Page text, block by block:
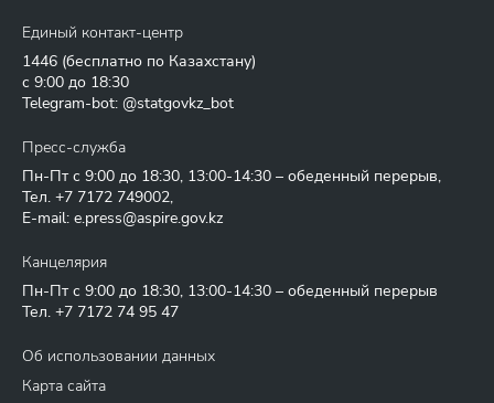
Единый контакт-центр
1446 (бесплатно по Казахстану)
с 9:00 до 18:30
Telegram-bot: @statgovkz_bot
Пресс-служба
Пн-Пт с 9:00 до 18:30, 13:00-14:30 – обеденный перерыв,
Тел. +7 7172 749002,
E-mail: e.press@aspire.gov.kz
Канцелярия
Пн-Пт с 9:00 до 18:30, 13:00-14:30 – обеденный перерыв
Тел. +7 7172 74 95 47
Об использовании данных
Карта сайта